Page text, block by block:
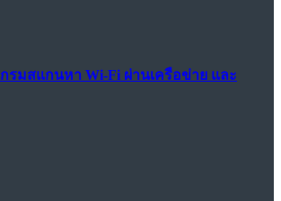
รมสแกนหา Wi-Fi ผ่านเครือข่าย และ